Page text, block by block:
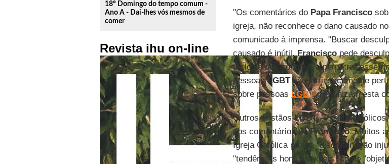
18º Domingo do tempo comum -
Ano A - Dai-lhes vós mesmos de
comer
Revista ihu on-line
"Os comentários do Papa Francisco
igreja, não reconhece o dano causado
comunicado à imprensa. "Buscar
causado é inútil.Franciscopede
teologia que continua a perpetrar esse
pessoasLGBTsão intrinsecamente
sobre pessoas LGBTdemonizam esta
Outros cristãosLGBT— tanto católicos
dos comentários deFrancisco. Muitos
Igreja Católica proíba "discriminação
"tendências homossexuais" como